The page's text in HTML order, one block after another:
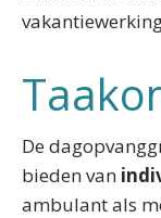
De
bieden van
ambulant als